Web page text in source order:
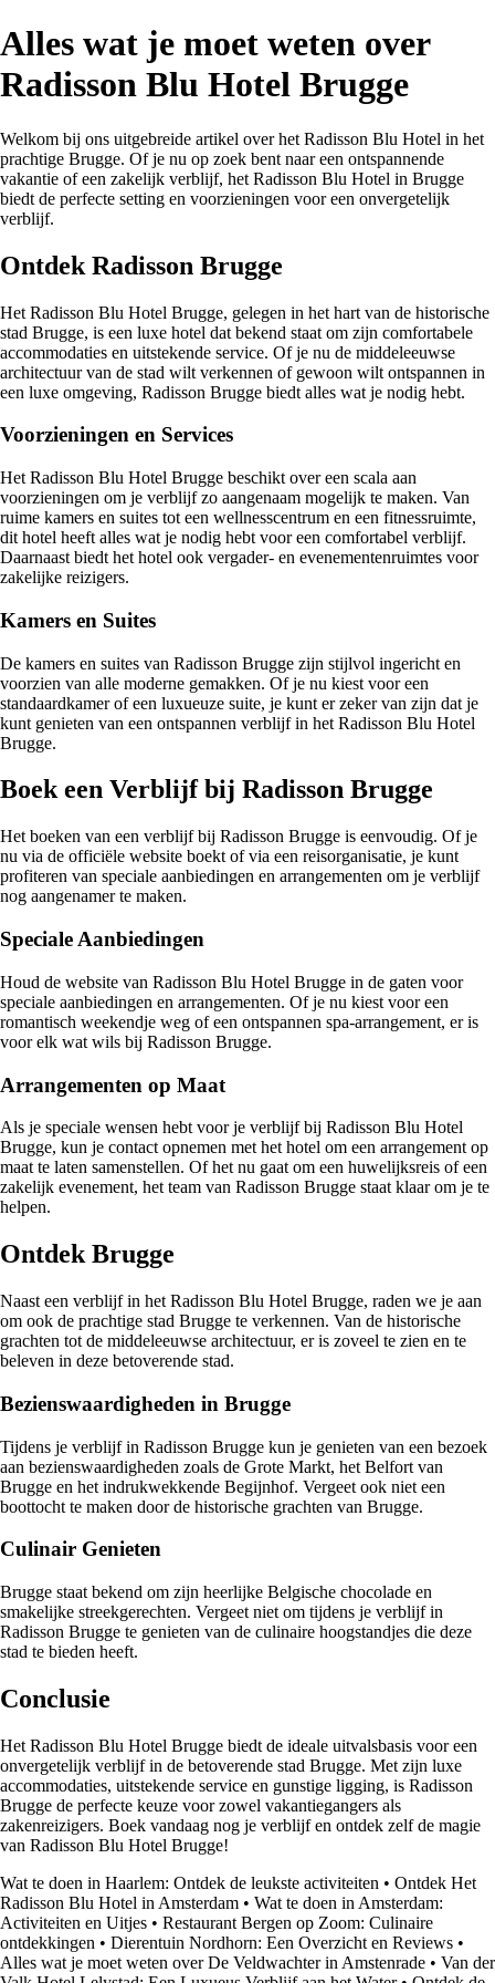
Alles wat je moet weten over
Radisson Blu Hotel Brugge
Welkom bij ons uitgebreide artikel over het Radisson Blu Hotel in het
prachtige Brugge. Of je nu op zoek bent naar een ontspannende
vakantie of een zakelijk verblijf, het Radisson Blu Hotel in Brugge
biedt de perfecte setting en voorzieningen voor een onvergetelijk
verblijf.
Ontdek Radisson Brugge
Het Radisson Blu Hotel Brugge, gelegen in het hart van de historische
stad Brugge, is een luxe hotel dat bekend staat om zijn comfortabele
accommodaties en uitstekende service. Of je nu de middeleeuwse
architectuur van de stad wilt verkennen of gewoon wilt ontspannen in
een luxe omgeving, Radisson Brugge biedt alles wat je nodig hebt.
Voorzieningen en Services
Het Radisson Blu Hotel Brugge beschikt over een scala aan
voorzieningen om je verblijf zo aangenaam mogelijk te maken. Van
ruime kamers en suites tot een wellnesscentrum en een fitnessruimte,
dit hotel heeft alles wat je nodig hebt voor een comfortabel verblijf.
Daarnaast biedt het hotel ook vergader- en evenementenruimtes voor
zakelijke reizigers.
Kamers en Suites
De kamers en suites van Radisson Brugge zijn stijlvol ingericht en
voorzien van alle moderne gemakken. Of je nu kiest voor een
standaardkamer of een luxueuze suite, je kunt er zeker van zijn dat je
kunt genieten van een ontspannen verblijf in het Radisson Blu Hotel
Brugge.
Boek een Verblijf bij Radisson Brugge
Het boeken van een verblijf bij Radisson Brugge is eenvoudig. Of je
nu via de officiële website boekt of via een reisorganisatie, je kunt
profiteren van speciale aanbiedingen en arrangementen om je verblijf
nog aangenamer te maken.
Speciale Aanbiedingen
Houd de website van Radisson Blu Hotel Brugge in de gaten voor
speciale aanbiedingen en arrangementen. Of je nu kiest voor een
romantisch weekendje weg of een ontspannen spa-arrangement, er is
voor elk wat wils bij Radisson Brugge.
Arrangementen op Maat
Als je speciale wensen hebt voor je verblijf bij Radisson Blu Hotel
Brugge, kun je contact opnemen met het hotel om een arrangement op
maat te laten samenstellen. Of het nu gaat om een huwelijksreis of een
zakelijk evenement, het team van Radisson Brugge staat klaar om je te
helpen.
Ontdek Brugge
Naast een verblijf in het Radisson Blu Hotel Brugge, raden we je aan
om ook de prachtige stad Brugge te verkennen. Van de historische
grachten tot de middeleeuwse architectuur, er is zoveel te zien en te
beleven in deze betoverende stad.
Bezienswaardigheden in Brugge
Tijdens je verblijf in Radisson Brugge kun je genieten van een bezoek
aan bezienswaardigheden zoals de Grote Markt, het Belfort van
Brugge en het indrukwekkende Begijnhof. Vergeet ook niet een
boottocht te maken door de historische grachten van Brugge.
Culinair Genieten
Brugge staat bekend om zijn heerlijke Belgische chocolade en
smakelijke streekgerechten. Vergeet niet om tijdens je verblijf in
Radisson Brugge te genieten van de culinaire hoogstandjes die deze
stad te bieden heeft.
Conclusie
Het Radisson Blu Hotel Brugge biedt de ideale uitvalsbasis voor een
onvergetelijk verblijf in de betoverende stad Brugge. Met zijn luxe
accommodaties, uitstekende service en gunstige ligging, is Radisson
Brugge de perfecte keuze voor zowel vakantiegangers als
zakenreizigers. Boek vandaag nog je verblijf en ontdek zelf de magie
van Radisson Blu Hotel Brugge!
Wat te doen in Haarlem: Ontdek de leukste activiteiten • Ontdek Het
Radisson Blu Hotel in Amsterdam • Wat te doen in Amsterdam:
Activiteiten en Uitjes • Restaurant Bergen op Zoom: Culinaire
ontdekkingen • Dierentuin Nordhorn: Een Overzicht en Reviews •
Alles wat je moet weten over De Veldwachter in Amstenrade • Van der